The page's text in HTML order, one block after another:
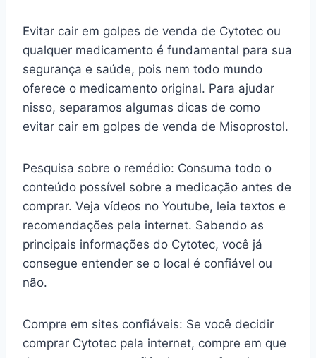
Evitar cair em golpes de venda de Cytotec ou
qualquer medicamento é fundamental para sua
segurança e saúde, pois nem todo mundo
oferece o medicamento original. Para ajudar
nisso, separamos algumas dicas de como
evitar cair em golpes de venda de Misoprostol.
Pesquisa sobre o remédio: Consuma todo o
conteúdo possível sobre a medicação antes de
comprar. Veja vídeos no Youtube, leia textos e
recomendações pela internet. Sabendo as
principais informações do Cytotec, você já
consegue entender se o local é confiável ou
não.
Compre em sites confiáveis: Se você decidir
comprar Cytotec pela internet, compre em que